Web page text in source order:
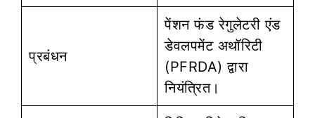
प्रबंधन
पेंशन फंड रेगुलेटरी एंड
डेवलपमेंट अथॉरिटी
(PFRDA) द्वारा
नियंत्रित।